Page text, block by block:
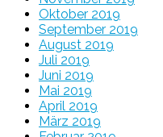
Oktober 2019
September 2019
August 2019
Juli 2019
Juni 2019
Mai 2019
April 2019
März 2019